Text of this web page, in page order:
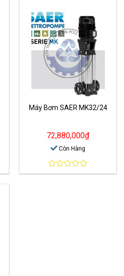
Máy Bơm SAER MK32/24
72,880,000₫
Còn Hàng
0